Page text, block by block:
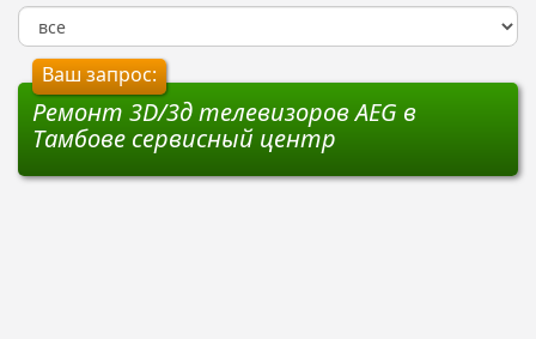
Ваш запрос:
Ремонт 3D/3д телевизоров AEG в
Тамбове сервисный центр